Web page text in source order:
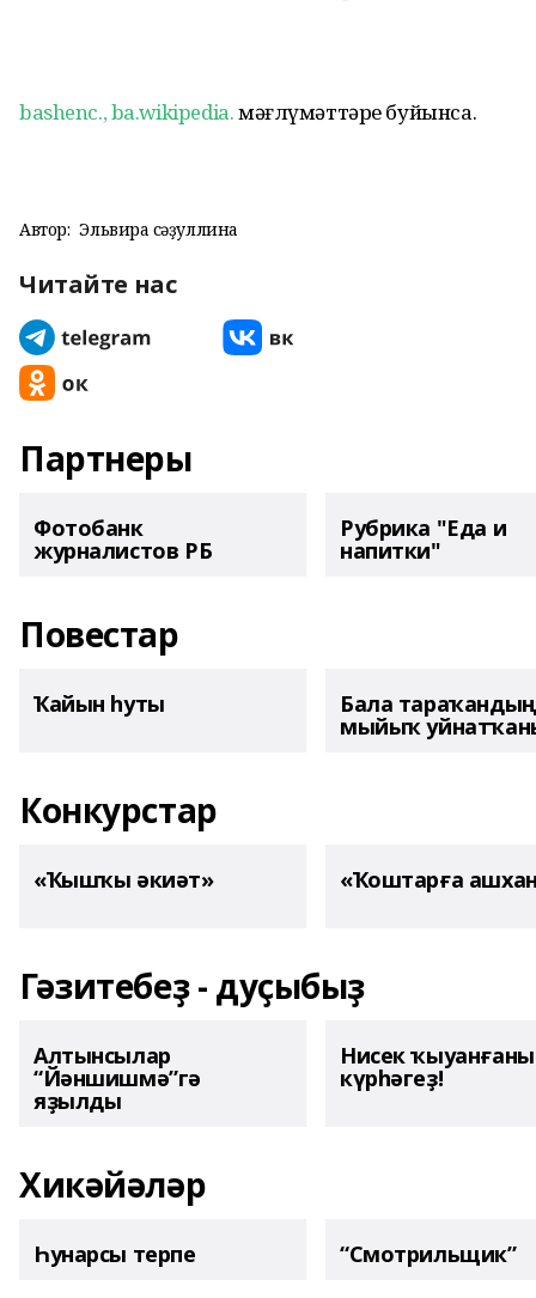
bashenc.,ba.wikipedia.мәғлүмәттәре буйынса.
Автор: Эльвира Әсәҙуллина
Читайте нас
Партнеры
Фотобанк
журналистов РБ
Рубрика "Еда и
напитки"
Повестар
Ҡайын һуты Бала тараҡандың
мыйыҡ
Конкурстар
«Ҡышҡы әкиәт» «Ҡоштарға
Гәзитебеҙ - дуҫыбыҙ
Алтынсылар
“Йәншишмә”гә
яҙылды
Нисек
күрһәгеҙ!
Хикәйәләр
Һунарсы терпе “Смотрильщик”